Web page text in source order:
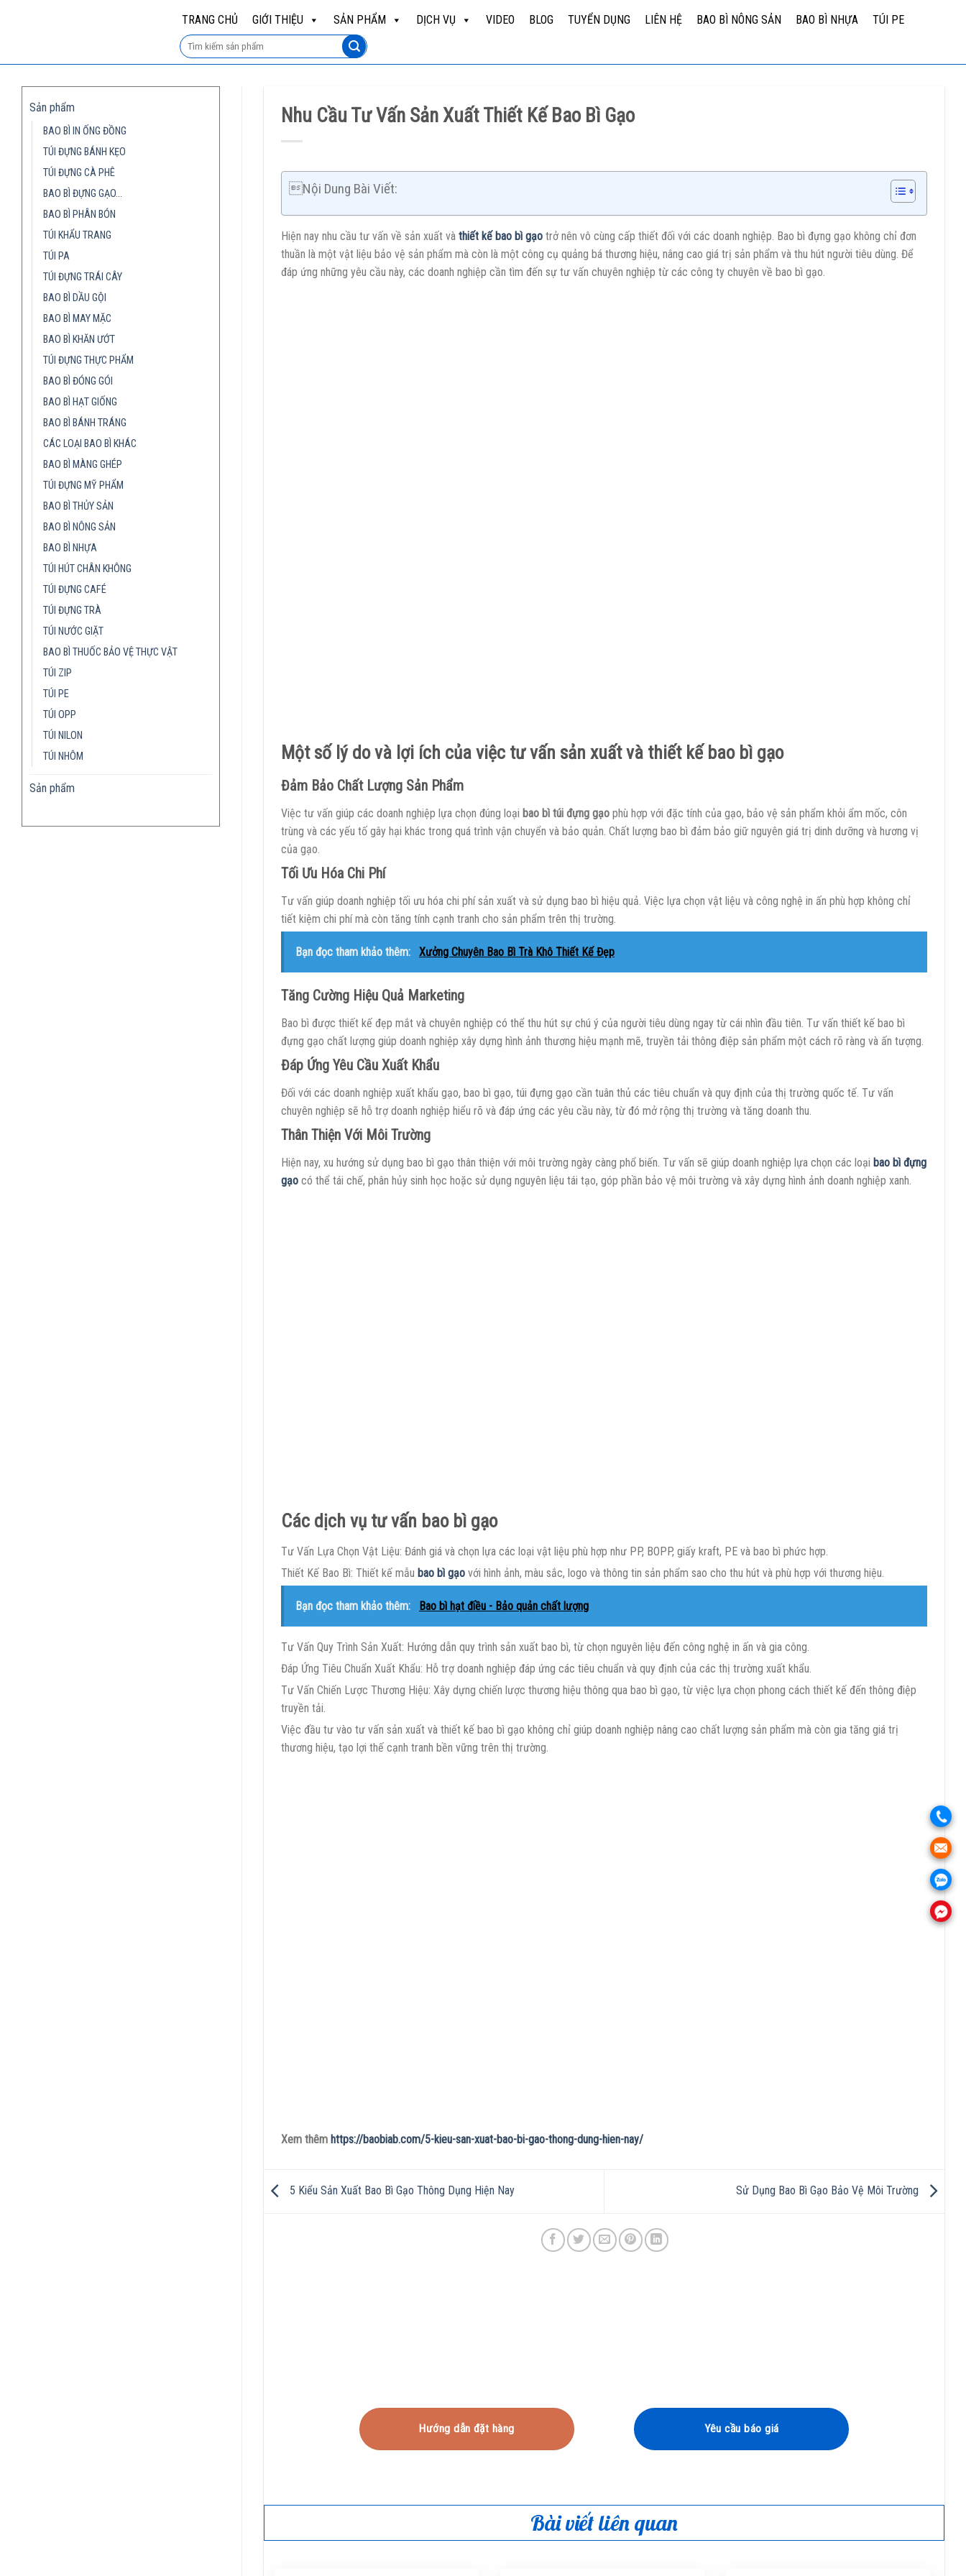
TRANG CHỦ GIỚI THIỆU SẢN PHẨM DỊCH VỤ VIDEO BLOG TUYỂN DỤNG LIÊN HỆ BAO BÌ NÔNG SẢN BAO BÌ NHỰA TÚI PE
Sản phẩm
BAO BÌ IN ỐNG ĐỒNG
TÚI ĐỰNG BÁNH KẸO
TÚI ĐỰNG CÀ PHÊ
BAO BÌ ĐỰNG GẠO…
BAO BÌ PHÂN BÓN
TÚI KHẨU TRANG
TÚI PA
TÚI ĐỰNG TRÁI CÂY
BAO BÌ DẦU GỘI
BAO BÌ MAY MẶC
BAO BÌ KHĂN ƯỚT
TÚI ĐỰNG THỰC PHẨM
BAO BÌ ĐÓNG GÓI
BAO BÌ HẠT GIỐNG
BAO BÌ BÁNH TRÁNG
CÁC LOẠI BAO BÌ KHÁC
BAO BÌ MÀNG GHÉP
TÚI ĐỰNG MỸ PHẨM
BAO BÌ THỦY SẢN
BAO BÌ NÔNG SẢN
BAO BÌ NHỰA
TÚI HÚT CHÂN KHÔNG
TÚI ĐỰNG CAFÉ
TÚI ĐỰNG TRÀ
TÚI NƯỚC GIẶT
BAO BÌ THUỐC BẢO VỆ THỰC VẬT
TÚI ZIP
TÚI PE
TÚI OPP
TÚI NILON
TÚI NHÔM
Sản phẩm
Nhu Cầu Tư Vấn Sản Xuất Thiết Kế Bao Bì Gạo
Nội Dung Bài Viết:
Hiện nay nhu cầu tư vấn về sản xuất và thiết kế bao bì gạo trở nên vô cùng cấp thiết đối với các doanh nghiệp. Bao bì đựng gạo không chỉ đơn
thuần là một vật liệu bảo vệ sản phẩm mà còn là một công cụ quảng bá thương hiệu, nâng cao giá trị sản phẩm và thu hút người tiêu dùng. Để
đáp ứng những yêu cầu này, các doanh nghiệp cần tìm đến sự tư vấn chuyên nghiệp từ các công ty chuyên về bao bì gạo.
Một số lý do và lợi ích của việc tư vấn sản xuất và thiết kế bao bì gạo
Đảm Bảo Chất Lượng Sản Phẩm
Việc tư vấn giúp các doanh nghiệp lựa chọn đúng loại bao bì túi đựng gạo phù hợp với đặc tính của gạo, bảo vệ sản phẩm khỏi ẩm mốc, côn
trùng và các yếu tố gây hại khác trong quá trình vận chuyển và bảo quản. Chất lượng bao bì đảm bảo giữ nguyên giá trị dinh dưỡng và hương vị
của gạo.
Tối Ưu Hóa Chi Phí
Tư vấn giúp doanh nghiệp tối ưu hóa chi phí sản xuất và sử dụng bao bì hiệu quả. Việc lựa chọn vật liệu và công nghệ in ấn phù hợp không chỉ
tiết kiệm chi phí mà còn tăng tính cạnh tranh cho sản phẩm trên thị trường.
Bạn đọc tham khảo thêm: Xưởng Chuyên Bao Bì Trà Khô Thiết Kế Đẹp
Tăng Cường Hiệu Quả Marketing
Bao bì được thiết kế đẹp mắt và chuyên nghiệp có thể thu hút sự chú ý của người tiêu dùng ngay từ cái nhìn đầu tiên. Tư vấn thiết kế bao bì
đựng gạo chất lượng giúp doanh nghiệp xây dựng hình ảnh thương hiệu mạnh mẽ, truyền tải thông điệp sản phẩm một cách rõ ràng và ấn tượng.
Đáp Ứng Yêu Cầu Xuất Khẩu
Đối với các doanh nghiệp xuất khẩu gạo, bao bì gạo, túi đựng gạo cần tuân thủ các tiêu chuẩn và quy định của thị trường quốc tế. Tư vấn
chuyên nghiệp sẽ hỗ trợ doanh nghiệp hiểu rõ và đáp ứng các yêu cầu này, từ đó mở rộng thị trường và tăng doanh thu.
Thân Thiện Với Môi Trường
Hiện nay, xu hướng sử dụng bao bì gạo thân thiện với môi trường ngày càng phổ biến. Tư vấn sẽ giúp doanh nghiệp lựa chọn các loại bao bì đựng
gạo có thể tái chế, phân hủy sinh học hoặc sử dụng nguyên liệu tái tạo, góp phần bảo vệ môi trường và xây dựng hình ảnh doanh nghiệp xanh.
Các dịch vụ tư vấn bao bì gạo
Tư Vấn Lựa Chọn Vật Liệu: Đánh giá và chọn lựa các loại vật liệu phù hợp như PP, BOPP, giấy kraft, PE và bao bì phức hợp.
Thiết Kế Bao Bì: Thiết kế mẫu bao bì gạo với hình ảnh, màu sắc, logo và thông tin sản phẩm sao cho thu hút và phù hợp với thương hiệu.
Bạn đọc tham khảo thêm: Bao bì hạt điều - Bảo quản chất lượng
Tư Vấn Quy Trình Sản Xuất: Hướng dẫn quy trình sản xuất bao bì, từ chọn nguyên liệu đến công nghệ in ấn và gia công.
Đáp Ứng Tiêu Chuẩn Xuất Khẩu: Hỗ trợ doanh nghiệp đáp ứng các tiêu chuẩn và quy định của các thị trường xuất khẩu.
Tư Vấn Chiến Lược Thương Hiệu: Xây dựng chiến lược thương hiệu thông qua bao bì gạo, từ việc lựa chọn phong cách thiết kế đến thông điệp
truyền tải.
Việc đầu tư vào tư vấn sản xuất và thiết kế bao bì gạo không chỉ giúp doanh nghiệp nâng cao chất lượng sản phẩm mà còn gia tăng giá trị
thương hiệu, tạo lợi thế cạnh tranh bền vững trên thị trường.
Xem thêm https://baobiab.com/5-kieu-san-xuat-bao-bi-gao-thong-dung-hien-nay/
5 Kiểu Sản Xuất Bao Bì Gạo Thông Dụng Hiện Nay Sử Dụng Bao Bì Gạo Bảo Vệ Môi Trường
Hướng dẫn đặt hàng Yêu cầu báo giá
Bài viết liên quan
.
.
.
.